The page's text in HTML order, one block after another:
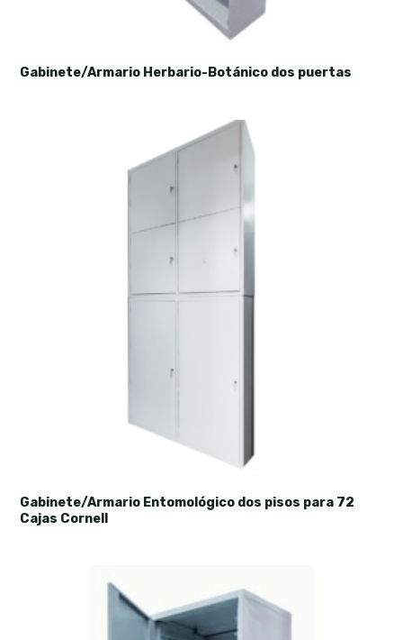
Gabinete/Armario Herbario-Botánico dos puertas
Gabinete/Armario Entomológico dos pisos para 72
Cajas Cornell